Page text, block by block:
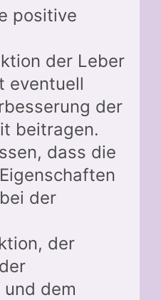
positive
der Leber
eventuell
der
beitragen.
dass die
der
der
dem